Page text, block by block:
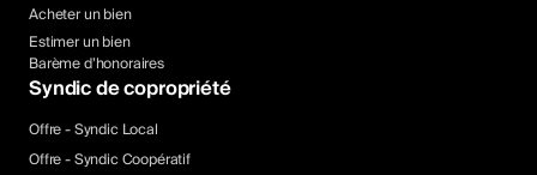
Acheter un bien
Estimer un bien
Barème d’honoraires
Syndic de copropriété
Offre - Syndic Local
Offre - Syndic Coopératif